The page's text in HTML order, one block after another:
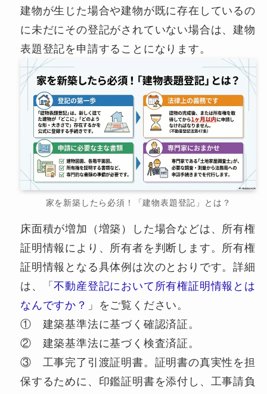
建物が生じた場合や建物が既に存在しているの
に未だにその登記がされていない場合は、建物
表題登記を申請することになります。
家を新築したら必須！「建物表題登記」とは？
床面積が増加（増築）した場合などは、所有権
証明情報により、所有者を判断します。所有権
証明情報となる具体例は次のとおりです。詳細
は、「不動産登記において所有権証明情報とは
なんですか？ 」をご覧ください。
① 建築基準法に基づく確認済証。
② 建築基準法に基づく検査済証。
③ 工事完了引渡証明書。証明書の真実性を担
保するために、印鑑証明書を添付し、工事請負